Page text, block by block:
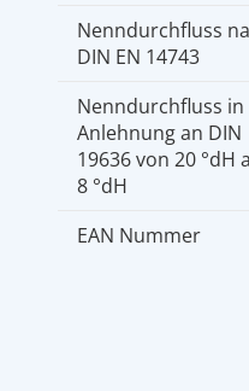
Nenndurchfluss
DIN EN 14743
Nenndurchfluss in
Anlehnung an DIN
19636 von 20 °dH
8 °dH
EAN Nummer